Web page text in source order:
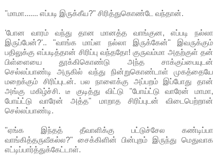
"மாமா....... எப்படி இருக்கீய?" சிரித்துகொண்டே வந்தான்.
'போன வாரம் வந்து தான மானத்த வாங்குன, எப்படி நல்லா
இருப்பேன்?'.. "வாங்க மாப்ள நல்லா இருக்கேன்" இவருக்கும்
பதிலுக்கு எப்படித்தான் சிரிப்பு வந்ததோ! குருவம்மா அதற்குள் தன்
பிள்ளையை தூக்கிகொண்டு அந்த சாக்குப்பையுடன்
செல்லப்பாண்டி அருகில் வந்து நின்றுகொண்டாள் முகத்தையே
மறைக்கும் சிரிப்புடன். பல நாளைக்கு அப்பறம் இப்போது தான்
அங்கு மகிழ்ச்சி. டீ குடித்து விட்டு "போய்ட்டு வாரேன் மாமா,
போய்ட்டு வாரேன் அத்த" மாறாத சிரிப்புடன் விடைபெற்றான்
செல்லப்பாண்டி.
"ஏங்க இந்தத் தீவாளிக்கு பட்டுச்சேல கண்டிப்பா
வாங்கித்தருவீகல்ல?" சைக்கிளின் பின்புறம் இருந்து மெதுவாக
எட்டிப்பார்த்துக்கேட்டாள்.